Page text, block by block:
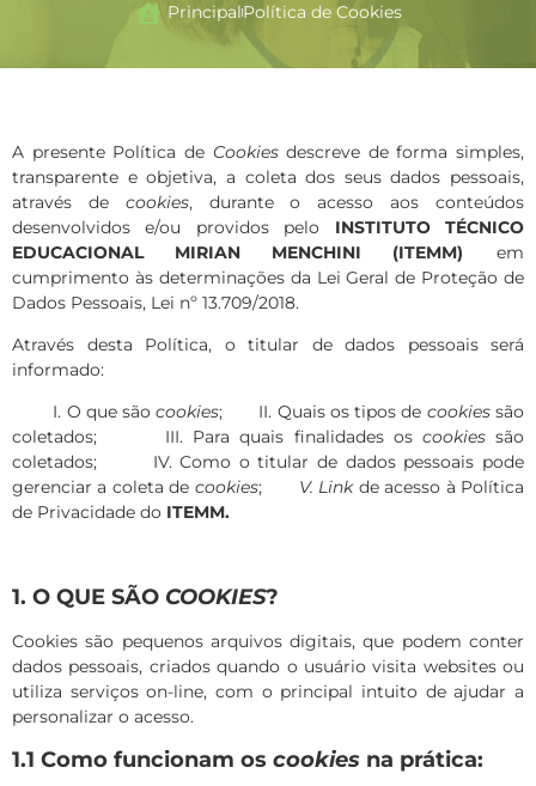
PrincipalPolítica de Cookies
A presente Política de Cookiesdescreve de forma simples,
transparente e objetiva, a coleta dos seus dados pessoais,
através de cookies, durante o acesso aos conteúdos
desenvolvidos e/ou providos pelo INSTITUTO TÉCNICO
EDUCACIONAL MIRIAN MENCHINI (ITEMM) em
cumprimento às determinações da Lei Geral de Proteção de
Dados Pessoais, Lei nº 13.709/2018.
Através desta Política, o titular de dados pessoais será
informado:
I. O que sãocookies; II. Quais os tipos de cookiessão
coletados; III. Para quais finalidades os cookiessão
coletados; IV.Como o titular de dados pessoais pode
gerenciar a coleta de cookies;V. Linkde acesso à Política
de Privacidade do ITEMM.
1. O QUE SÃO COOKIES?
Cookies são pequenos arquivos digitais, que podem conter
dados pessoais, criados quando o usuário visita websitesou
utiliza serviçoson-line, com o principal intuito de ajudar a
personalizar o acesso.
1.1 Como funcionam os cookies na prática: